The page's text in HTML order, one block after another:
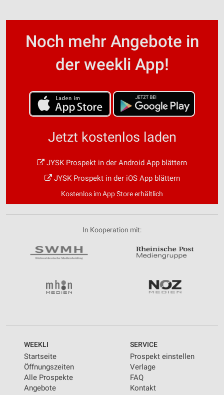
Noch mehr Angebote in
der weekli App!
Jetzt kostenlos laden
JYSK Prospekt in der Android App blättern
JYSK Prospekt in der iOS App blättern
Kostenlos im App Store erhältlich
In Kooperation mit:
WEEKLI
Startseite
Öffnungszeiten
Alle Prospekte
Angebote
SERVICE
Prospekt einstellen
Verlage
FAQ
Kontakt